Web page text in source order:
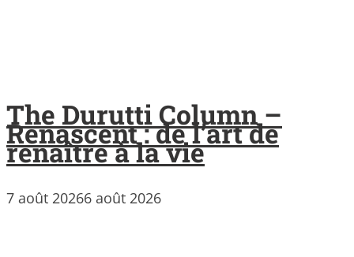
The Durutti Column –
Renascent : de l’art de
renaître à la vie
7 août 20266 août 2026